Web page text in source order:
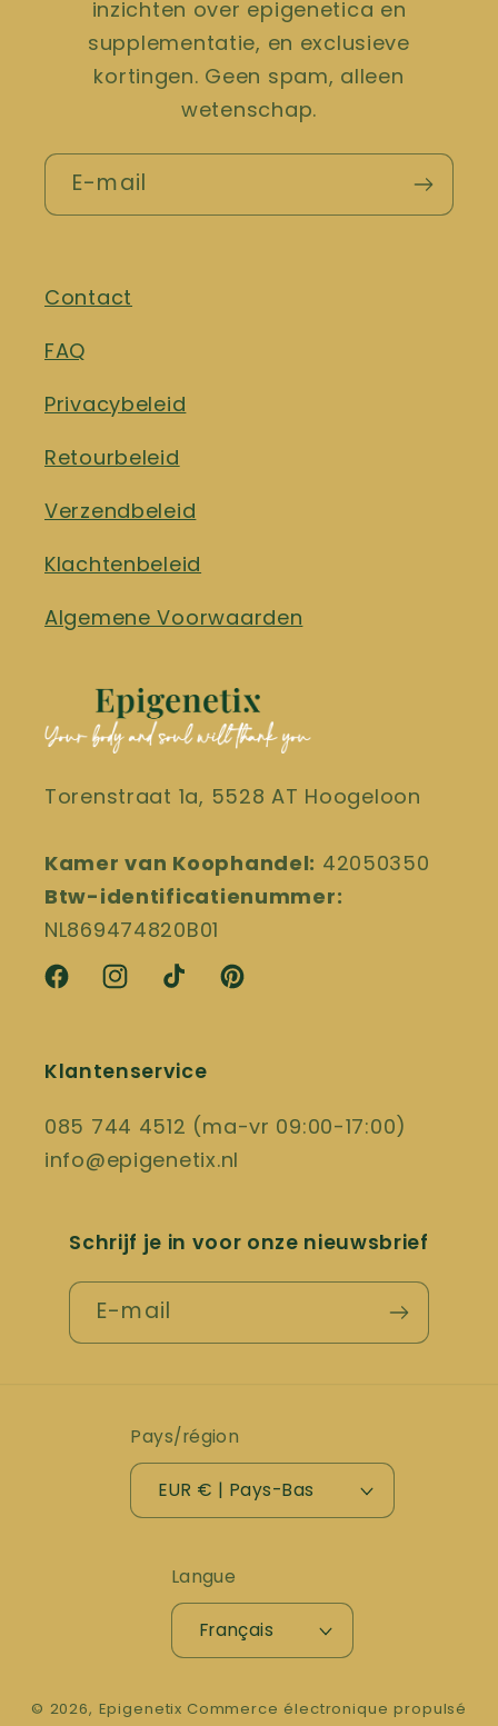
inzichten over epigenetica en
supplementatie, en exclusieve
kortingen. Geen spam, alleen
wetenschap.
E-mail
Contact
FAQ
Privacybeleid
Retourbeleid
Verzendbeleid
Klachtenbeleid
Algemene Voorwaarden
Torenstraat 1a, 5528 AT Hoogeloon
Kamer van Koophandel: 42050350
Btw-identificatienummer:
NL869474820B01
FacebookInstagram
TikTok Pinterest
Klantenservice
085 744 4512 (ma-vr 09:00-17:00)
info@epigenetix.nl
Schrijf je in voor onze nieuwsbrief
E-mail
Pays/région
EUR € | Pays-Bas
Langue
Français
© 2026, Epigenetix Commerce électronique propulsé